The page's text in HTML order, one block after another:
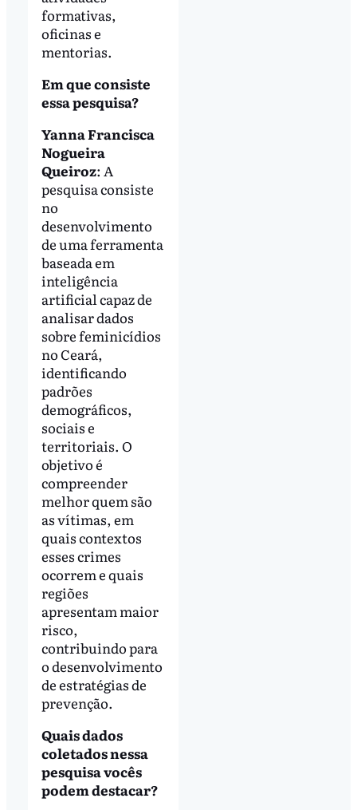
formativas,
oficinas e
mentorias.
Em que consiste
essa pesquisa?
Yanna Francisca
Nogueira
Queiroz: A
pesquisa consiste
no
desenvolvimento
de uma ferramenta
baseada em
inteligência
artificial capaz de
analisar dados
sobre feminicídios
no Ceará,
identificando
padrões
demográficos,
sociais e
territoriais. O
objetivo é
compreender
melhor quem são
as vítimas, em
quais contextos
esses crimes
ocorrem e quais
regiões
apresentam maior
risco,
contribuindo para
o desenvolvimento
de estratégias de
prevenção.
Quais dados
coletados nessa
pesquisa vocês
podem destacar?